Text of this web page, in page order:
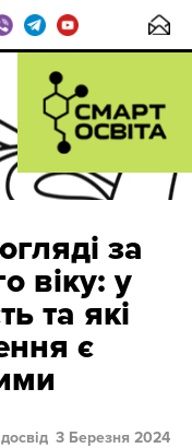
за
віку: у
та які
є
3 Березня 2024